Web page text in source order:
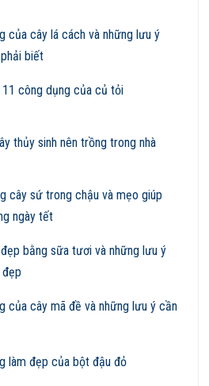
của cây lá cách và những lưu ý
biết
11 công dụng của củ tỏi
thủy sinh nên trồng trong nhà
cây sứ trong chậu và mẹo giúp
ngày tết
bằng sữa tươi và những lưu ý
của cây mã đề và những lưu ý cần
làm đẹp của bột đậu đỏ